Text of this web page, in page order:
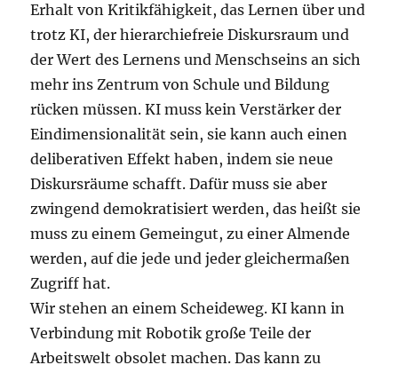
Erhalt von Kritikfähigkeit, das Lernen über und
trotz KI, der hierarchiefreie Diskursraum und
der Wert des Lernens und Menschseins an sich
mehr ins Zentrum von Schule und Bildung
rücken müssen. KI muss kein Verstärker der
Eindimensionalität sein, sie kann auch einen
deliberativen Effekt haben, indem sie neue
Diskursräume schafft. Dafür muss sie aber
zwingend demokratisiert werden, das heißt sie
muss zu einem Gemeingut, zu einer Almende
werden, auf die jede und jeder gleichermaßen
Zugriff hat.
Wir stehen an einem Scheideweg. KI kann in
Verbindung mit Robotik große Teile der
Arbeitswelt obsolet machen. Das kann zu